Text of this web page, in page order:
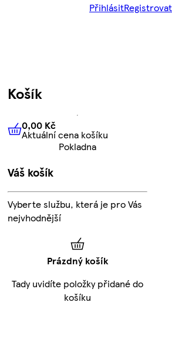
PřihlásitRegistrovat
Košík
0,00 KčAktuální cena košíku
0,00 Kč
Aktuální cena košíku
Pokladna
Váš košík
Vyberte službu, která je pro Vás
nejvhodnější
Prázdný košík
Tady uvidíte položky přidané do
košíku